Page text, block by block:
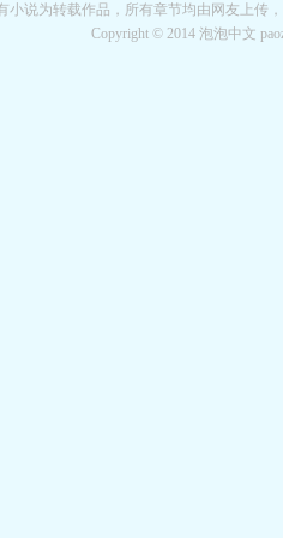
小说为转载作品，所有章节均由网友上传
Copyright © 2014 泡泡中文